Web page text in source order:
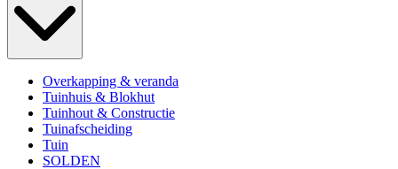
Overkapping & veranda
Tuinhuis & Blokhut
Tuinhout & Constructie
Tuinafscheiding
Tuin
SOLDEN